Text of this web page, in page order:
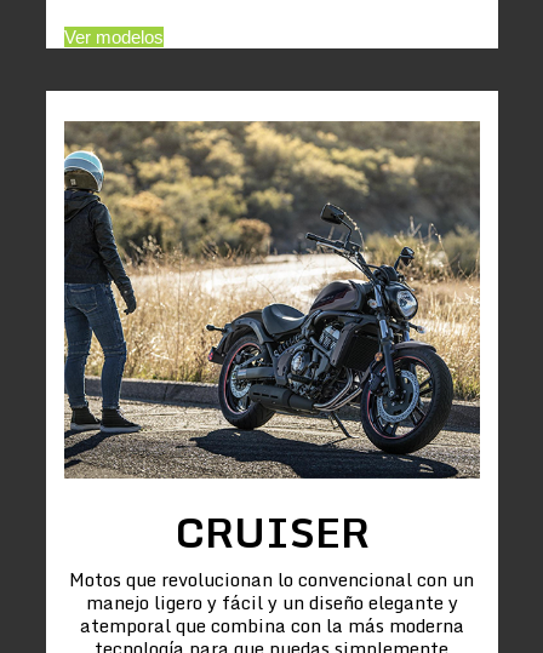
Ver modelos
CRUISER
Motos que revolucionan lo convencional con un
manejo ligero y fácil y un diseño elegante y
atemporal que combina con la más moderna